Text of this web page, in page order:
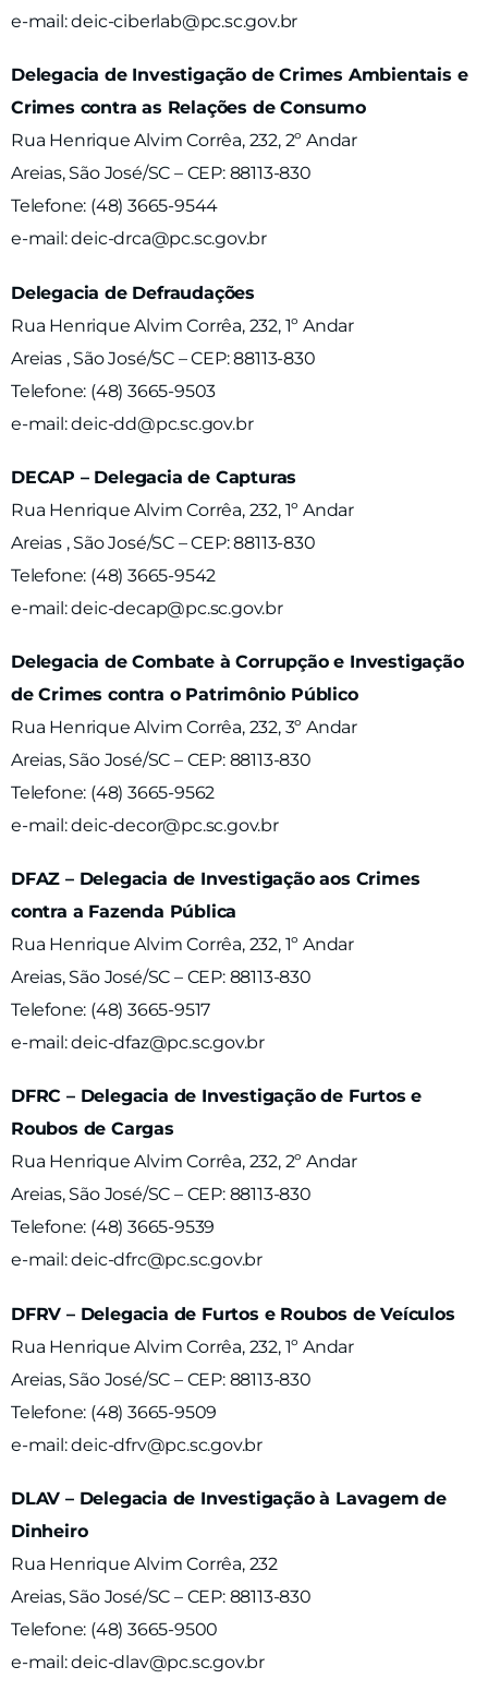
e-mail: deic-ciberlab@pc.sc.gov.br
Delegacia de Investigação de Crimes Ambientais e
Crimes contra as Relações de Consumo
Rua Henrique Alvim Corrêa, 232, 2º Andar
Areias, São José/SC – CEP: 88113-830
Telefone: (48) 3665-9544
e-mail: deic-drca@pc.sc.gov.br
Delegacia de Defraudações
Rua Henrique Alvim Corrêa, 232, 1º Andar
Areias , São José/SC – CEP: 88113-830
Telefone: (48) 3665-9503
e-mail: deic-dd@pc.sc.gov.br
DECAP – Delegacia de Capturas
Rua Henrique Alvim Corrêa, 232, 1º Andar
Areias , São José/SC – CEP: 88113-830
Telefone: (48) 3665-9542
e-mail: deic-decap@pc.sc.gov.br
Delegacia de Combate à Corrupção e Investigação
de Crimes contra o Patrimônio Público
Rua Henrique Alvim Corrêa, 232, 3º Andar
Areias, São José/SC – CEP: 88113-830
Telefone: (48) 3665-9562
e-mail: deic-decor@pc.sc.gov.br
DFAZ – Delegacia de Investigação aos Crimes
contra a Fazenda Pública
Rua Henrique Alvim Corrêa, 232, 1º Andar
Areias, São José/SC – CEP: 88113-830
Telefone: (48) 3665-9517
e-mail: deic-dfaz@pc.sc.gov.br
DFRC – Delegacia de Investigação de Furtos e
Roubos de Cargas
Rua Henrique Alvim Corrêa, 232, 2º Andar
Areias, São José/SC – CEP: 88113-830
Telefone: (48) 3665-9539
e-mail: deic-dfrc@pc.sc.gov.br
DFRV – Delegacia de Furtos e Roubos de Veículos
Rua Henrique Alvim Corrêa, 232, 1º Andar
Areias, São José/SC – CEP: 88113-830
Telefone: (48) 3665-9509
e-mail: deic-dfrv@pc.sc.gov.br
DLAV – Delegacia de Investigação à Lavagem de
Dinheiro
Rua Henrique Alvim Corrêa, 232
Areias, São José/SC – CEP: 88113-830
Telefone: (48) 3665-9500
e-mail: deic-dlav@pc.sc.gov.br